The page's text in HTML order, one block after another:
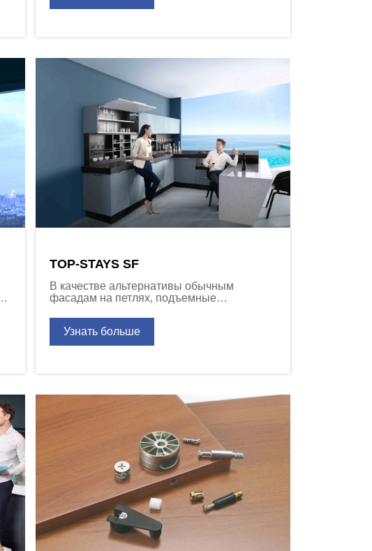
TOP-STAYS SF
В качестве альтернативы обычным
фасадам на петлях, подъемные
динамику движению дверей шкафов.
Узнать больше